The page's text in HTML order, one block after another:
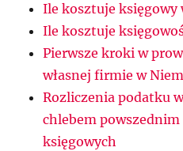
Ile kosztuje księgowy
Ile kosztuje
Pierwsze kroki w
własnej firmie w
Rozliczenia podatku
chlebem powszednim
księgowych